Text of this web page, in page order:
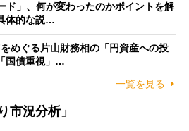
ド」、何が変わったのかポイントを解
体的な説…
めぐる片山財務相の「円資産への投
国債重視」…
一覧を見る
市況分析」